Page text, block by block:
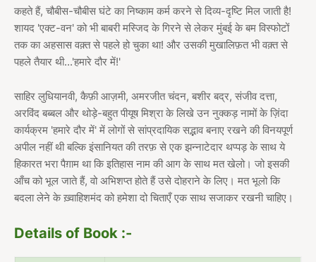
कहते हैं, चौबीस-चौबीस घंटे का निष्काम कर्म करने से दिव्य-दृष्टि मिल जाती है!
शायद 'एक्ट-वन' को भी बाबरी मस्जिद के गिरने से लेकर मुंबई के बम विस्फोटों
तक का अहसास वक़्त से पहले हो चुका था! और उसकी मुखालिफ़त भी वक़्त से
पहले तैयार थी...'हमारे दौर में!'
साहिर लुधियानवी, कैफ़ी आज़मी, अमरजीत चंदन, बशीर बद्र, संजीव दत्ता,
अरविंद बब्बल और थोड़े-बहुत पीयूष मिश्रा के लिखे उन नुक्कड़ नामों के ज़िंदा
कार्यक्रम 'हमारे दौर में' में लोगों से सांप्रदायिक सद्भाव बनाए रखने की विनयपूर्ण
अपील नहीं थी बल्कि इंसानियत की तरफ़ से एक झन्नाटेदार थप्पड़ के साथ ये
हिकारत भरा पैग़ाम था कि इतिहास नाम की आग के साथ मत खेलो। जो इसकी
आँच को भूल जाते हैं, वो अभिशप्त होते हैं उसे दोहराने के लिए। मत भूलो कि
बदला लेने के ख़्वाहिशमंद को हमेशा दो चिताएँ एक साथ सजाकर रखनी चाहिए।
Details of Book :-